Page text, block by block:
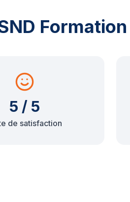
5 / 5
de satisfaction